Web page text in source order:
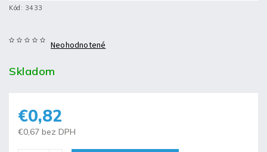
Kód: 3433
Neohodnotené
Skladom
€0,82
€0,67 bez DPH